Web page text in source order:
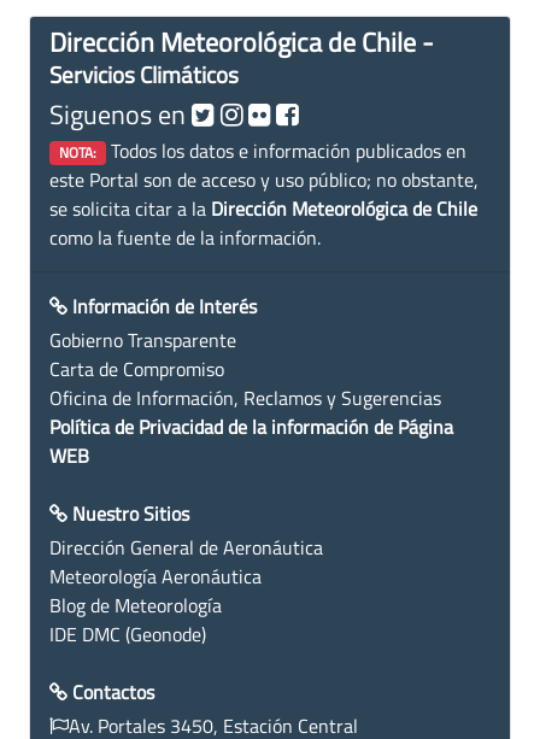
Dirección Meteorológica de Chile -
Servicios Climáticos
Siguenos en
NOTA: Todos los datos e información publicados en
este Portal son de acceso y uso público; no obstante,
se solicita citar a la Dirección Meteorológica de Chile
como la fuente de la información.
Información de Interés
Gobierno Transparente
Carta de Compromiso
Oficina de Información, Reclamos y Sugerencias
Política de Privacidad de la información de Página
WEB
Nuestro Sitios
Dirección General de Aeronáutica
Meteorología Aeronáutica
Blog de Meteorología
IDE DMC (Geonode)
Contactos
Av. Portales 3450, Estación Central